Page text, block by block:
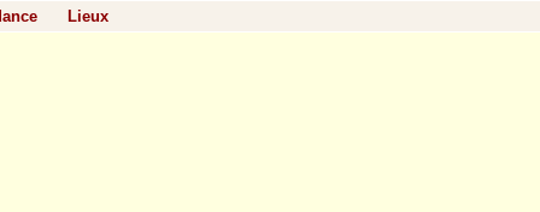
Lieux